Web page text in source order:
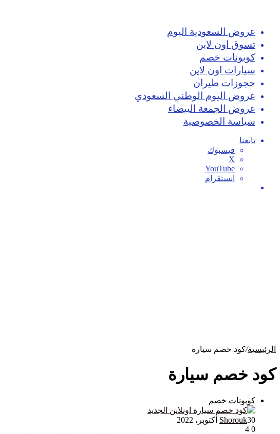
عروض السعودية اليوم
تسوق اون لاين
كوبونات خصم
سيارات اون لاين
حجوزات طيران
عروض اليوم الوطني السعودي
عروض الجمعة البيضاء
سياسة الخصوصية
تابعنا
فيسبوك
‫X
‫YouTube
انستقرام
الرئيسية/كود خصم سيارة
كود خصم سيارة
كوبونات خصم
Shorouk30 أكتوبر، 2022
0